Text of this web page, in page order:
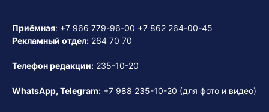
Приёмная: +7 966 779-96-00 +7 862 264-00-45
Рекламный отдел: 264 70 70
Телефон редакции: 235-10-20
WhatsApp, Telegram: +7 988 235-10-20 (для фото и видео)